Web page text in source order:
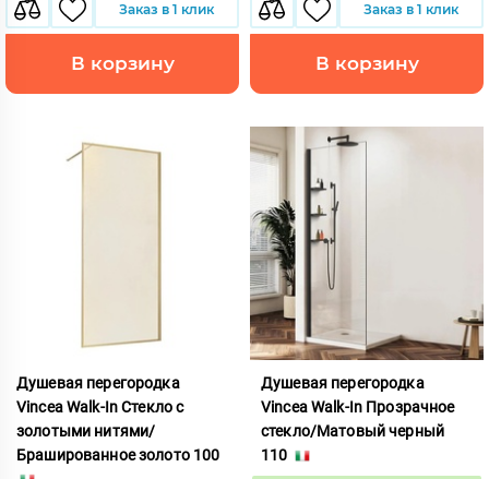
Заказ в 1 клик
В корзину
Заказ в 1 клик
В корзину
Душевая перегородка
Vincea Walk-In Стекло с
золотыми нитями/
Брашированное золото 100
Душевая перегородка
Vincea Walk-In Прозрачное
стекло/Матовый черный
110